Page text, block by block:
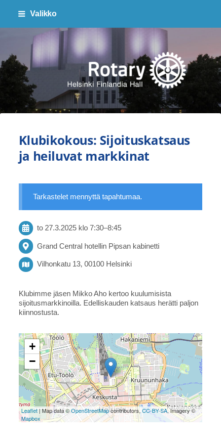
Siirry
sivun
sisältöön
Valikko
Finlandia Hall Rotaryklubi ry
Klubikokous: Sijoituskatsaus
ja heiluvat markkinat
Tarkastelet mennyttä tapahtumaa.
to 27.3.2025 klo 7:30–8:45
Grand Central hotellin Pipsan kabinetti
Vilhonkatu 13, 00100 Helsinki
Klubimme jäsen Mikko Aho kertoo kuulumisista
sijoitusmarkkinoilla. Edelliskauden katsaus herätti paljon
kiinnostusta.
+
−
Leaflet| Map data ©OpenStreetMapcontributors,CC-BY-SA, Imagery ©
Mapbox